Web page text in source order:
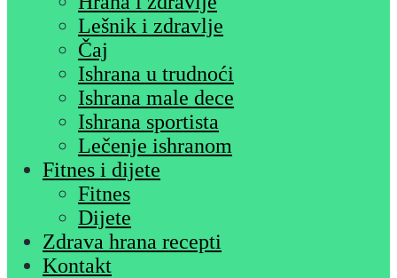
Lešnik i zdravlje
Čaj
Ishrana u trudnoći
Ishrana male dece
Ishrana sportista
Lečenje ishranom
Fitnes i dijete
Fitnes
Dijete
Zdrava hrana recepti
Kontakt